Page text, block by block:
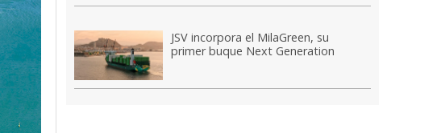
JSV incorpora el MilaGreen, su
primer buque Next Generation